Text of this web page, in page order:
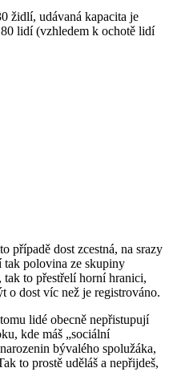
židlí, udávaná kapacita je
lidí (vzhledem k ochotě lidí
případě dost zcestná, na srazy
tak polovina ze skupiny
tak to přestřelí horní hranici,
o dost víc než je registrováno.
lidé obecně nepřistupují
kde máš „sociální
bývalého spolužáka,
to prostě uděláš a nepřijdeš,